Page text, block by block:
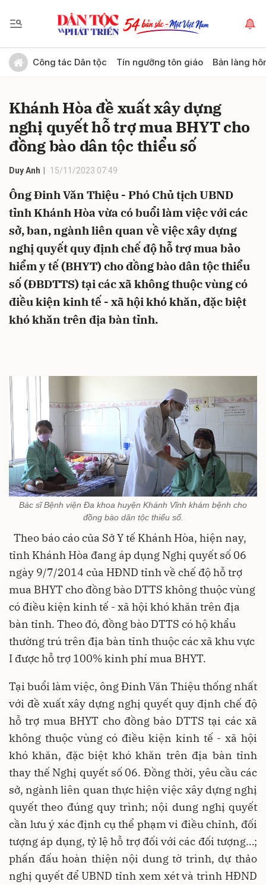
Công tác Dân tộc Tín ngưỡng tôn giáo Bản làng
Khánh Hòa đề xuất xây dựng
nghị quyết hỗ trợ mua BHYT cho
đồng bào dân tộc thiểu số
Duy Anh 15/11/2023 07:49
Ông Đinh Văn Thiệu - Phó Chủ tịch UBND
tỉnh Khánh Hòa vừa có buổi làm việc với các
sở, ban, ngành liên quan về việc xây dựng
nghị quyết quy định chế độ hỗ trợ mua bảo
hiểm y tế (BHYT) cho đồng bào dân tộc thiểu
số (ĐBDTTS) tại các xã không thuộc vùng có
điều kiện kinh tế - xã hội khó khăn, đặc biệt
khó khăn trên địa bàn tỉnh.
Bác sĩ Bệnh viện Đa khoa huyện Khánh Vĩnh khám bệnh cho
đồng bào dân tộc thiểu số.
Theo báo cáo của Sở Y tế Khánh Hòa, hiện nay,
tỉnh Khánh Hòa đang áp dụng Nghị quyết số 06
ngày 9/7/2014 của HĐND tỉnh về chế độ hỗ trợ
mua BHYT cho đồng bào DTTS không thuộc vùng
có điều kiện kinh tế - xã hội khó khăn trên địa
bàn tỉnh. Theo đó, đồng bào DTTS có hộ khẩu
thường trú trên địa bàn tỉnh thuộc các xã khu vực
I được hỗ trợ 100% kinh phí mua BHYT.
Tại buổi làm việc, ông Đinh Văn Thiệu thống nhất
với đề xuất xây dựng nghị quyết quy định chế độ
hỗ trợ mua BHYT cho đồng bào DTTS tại các xã
không thuộc vùng có điều kiện kinh tế - xã hội
khó khăn, đặc biệt khó khăn trên địa bàn tỉnh
thay thế Nghị quyết số 06. Đồng thời, yêu cầu các
sở, ngành liên quan thực hiện việc xây dựng nghị
quyết theo đúng quy trình; nội dung nghị quyết
cần lưu ý xác định cụ thể phạm vi điều chỉnh, đối
tượng áp dụng, tỷ lệ hỗ trợ đối với các đối tượng…;
phấn đấu hoàn thiện nội dung tờ trình, dự thảo
nghị quyết để UBND tỉnh xem xét và trình HĐND
Gửi bình luận